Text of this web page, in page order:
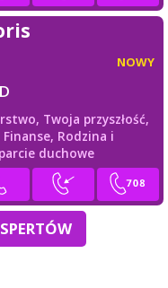
NOWY
Twoja przyszłość,
Finanse, Rodzina i
duchowe